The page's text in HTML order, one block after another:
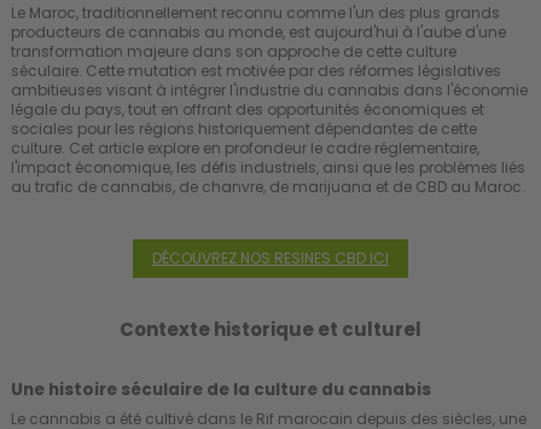
Le Maroc, traditionnellement reconnu comme l'un des plus grands
producteurs de cannabis au monde, est aujourd'hui à l'aube d'une
transformation majeure dans son approche de cette culture
séculaire. Cette mutation est motivée par des réformes législatives
ambitieuses visant à intégrer l'industrie du cannabis dans l'économie
légale du pays, tout en offrant des opportunités économiques et
sociales pour les régions historiquement dépendantes de cette
culture. Cet article explore en profondeur le cadre réglementaire,
l'impact économique, les défis industriels, ainsi que les problèmes liés
au trafic de cannabis, de chanvre, de marijuana et de CBD au Maroc.
DÉCOUVREZ NOS RESINES CBD ICI
Contexte historique et culturel
Une histoire séculaire de la culture du cannabis
Le cannabis a été cultivé dans le Rif marocain depuis des siècles, une